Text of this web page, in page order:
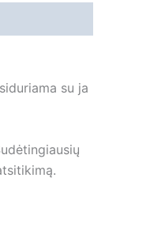
su ja